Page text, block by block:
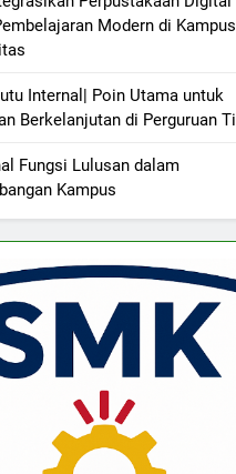
Modern di Kampus
Internal| Poin Utama untuk
Berkelanjutan di Perguruan
Fungsi Lulusan dalam
Kampus